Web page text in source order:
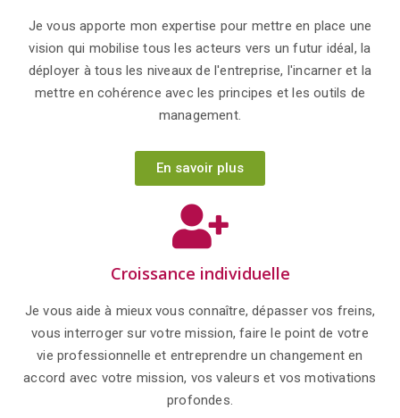
Je vous apporte mon expertise pour mettre en place une
vision qui mobilise tous les acteurs vers un futur idéal, la
déployer à tous les niveaux de l'entreprise, l'incarner et la
mettre en cohérence avec les principes et les outils de
management.
En savoir plus
Croissance individuelle
Je vous aide à mieux vous connaître, dépasser vos freins,
vous interroger sur votre mission, faire le point de votre
vie professionnelle et entreprendre un changement en
accord avec votre mission, vos valeurs et vos motivations
profondes.